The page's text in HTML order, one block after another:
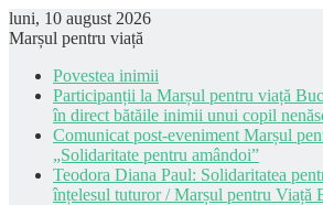
luni, 10 august 2026
Marșul pentru viață
Povestea inimii
Participanții la Marșul pentru viață
în direct bătăile inimii unui copil
Comunicat post-eveniment Marșul
„Solidaritate pentru amândoi”
Teodora Diana Paul: Solidaritatea
înțelesul tuturor / Marșul pentru Viață